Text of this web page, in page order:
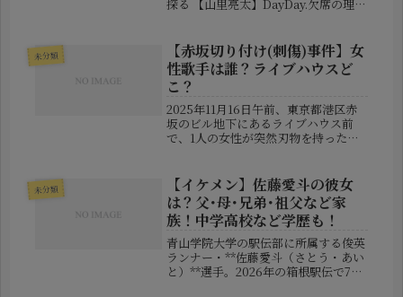
探る 【山里亮太】DayDay.欠席の理由
『DayDay.』でMCを務める山里亮太
さんが突然番組...
未分類
【赤坂切り付け(刺傷)事件】女
性歌手は誰？ライブハウスど
こ？
2025年11月16日午前、東京都港区赤
坂のビル地下にあるライブハウス前
で、1人の女性が突然刃物を持った男
手として活動していた人物。事件当
時、彼女はライブ出演のため、まだ開
い...
未分類
【イケメン】佐藤愛斗の彼女
は？父･母･兄弟･祖父など家
族！中学高校など学歴も！
青山学院大学の駅伝部に所属する俊英
ランナー・**佐藤愛斗（さとう・あい
と）**選手。2026年の箱根駅伝で7区